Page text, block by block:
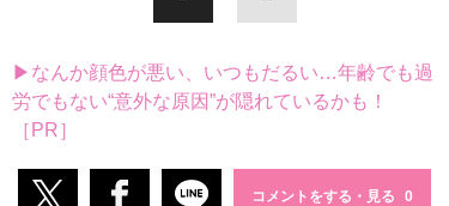
▶なんか顔色が悪い、いつもだるい…年齢でも過
労でもない“意外な原因”が隠れているかも！
［PR］
コメントをする・見る